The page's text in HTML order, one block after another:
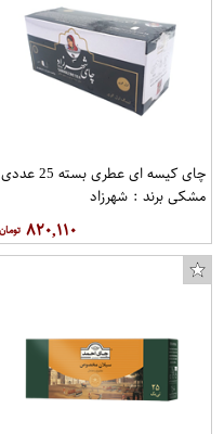
چای کیسه ای عطری بسته 25 عددی
مشکی برند : شهرزاد
۸۲۰,۱۱۰